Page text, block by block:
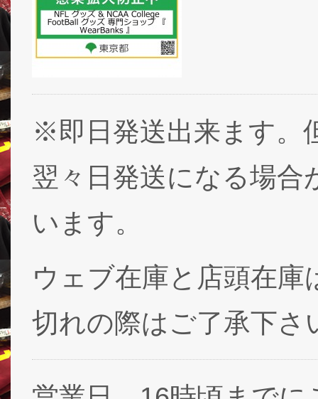
※即日発送出来ます。
翌々日発送になる場
います。
ウェブ在庫と店頭在
切れの際はご了承下さ